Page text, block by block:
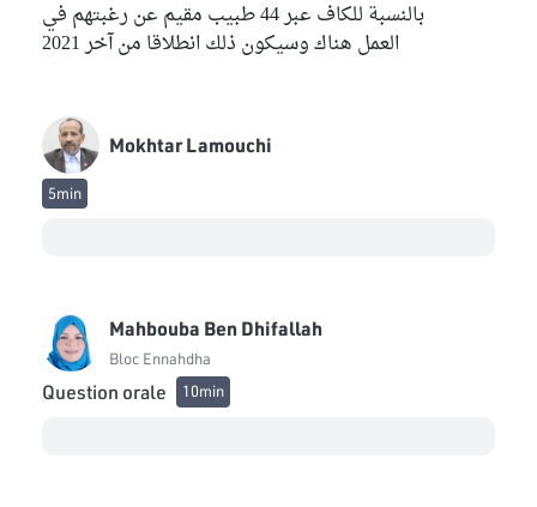
بالنسبة للكاف عبر 44 طبيب مقيم عن رغبتهم في
العمل هناك وسيكون ذلك انطلاقا من آخر 2021
Mokhtar Lamouchi
5min
Mahbouba Ben Dhifallah
Bloc Ennahdha
Question orale 10min